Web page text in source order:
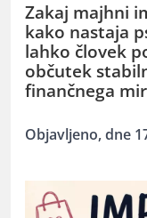
Zakaj majhni
kako nastaja
lahko človek
občutek
finančnega
Objavljeno, dne